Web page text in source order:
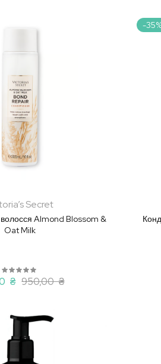
Secret
Almond Blossom &
Oat Milk
₴ 950,00 ₴
-